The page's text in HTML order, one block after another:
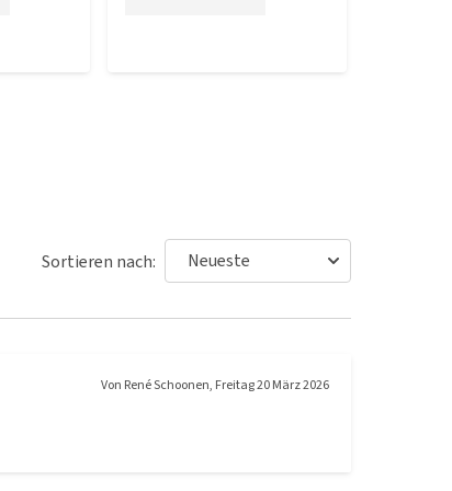
Sortieren nach:
Von René Schoonen, Freitag 20 März 2026